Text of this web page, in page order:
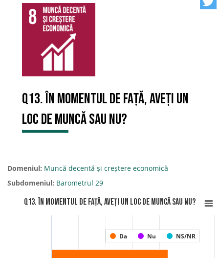
Q13. În momentul de față, aveți un
loc de muncă sau nu?
Domeniul: Muncă decentă și creștere economică
Subdomeniul: Barometrul 29
Q13. În momentul de față, aveți un loc de muncă sau nu?
Da Nu NS/NR